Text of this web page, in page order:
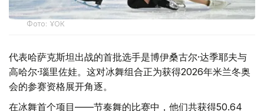
Фото: ҰОК
代表哈萨克斯坦出战的首批选手是博伊桑古尔·达季耶夫与
高哈尔·瑙里佐娃。这对冰舞组合正为获得2026年米兰冬奥
会的参赛资格展开角逐。
在冰舞首个项目——节奏舞的比赛中，他们共获得50.64